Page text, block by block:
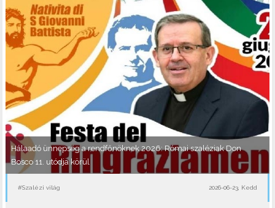
Hálaadó ünnepség a rendfőnöknek 2026: Római szaléziak Don
Bosco 11. utódja körül
#Szalézi világ 2026-06-23, Kedd